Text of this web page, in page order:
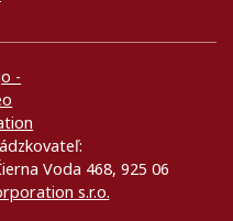
Voda 468, 925 06
s.r.o.